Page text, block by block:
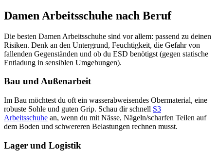
Damen Arbeitsschuhe nach Beruf
Die besten Damen Arbeitsschuhe sind vor allem: passend zu deinen
Risiken. Denk an den Untergrund, Feuchtigkeit, die Gefahr von
fallenden Gegenständen und ob du ESD benötigst (gegen statische
Entladung in sensiblen Umgebungen).
Bau und Außenarbeit
Im Bau möchtest du oft ein wasserabweisendes Obermaterial, eine
robuste Sohle und guten Grip. Schau dir schnell S3
Arbeitsschuhe an, wenn du mit Nässe, Nägeln/scharfen Teilen auf
dem Boden und schwereren Belastungen rechnen musst.
Lager und Logistik